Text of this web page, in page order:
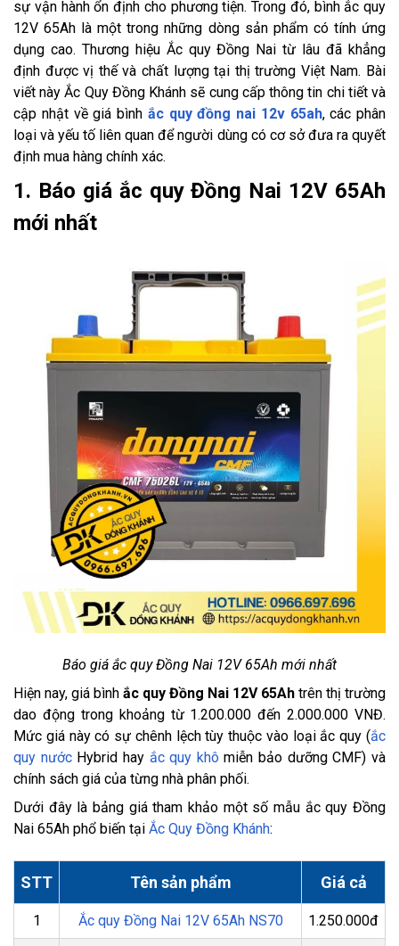
sự vận hành ổn định cho phương tiện. Trong đó, bình ắc quy
12V 65Ah là một trong những dòng sản phẩm có tính ứng
dụng cao. Thương hiệu Ắc quy Đồng Nai từ lâu đã khẳng
định được vị thế và chất lượng tại thị trường Việt Nam. Bài
viết này Ắc Quy Đồng Khánh sẽ cung cấp thông tin chi tiết và
cập nhật về giá bình ắc quy đồng nai 12v 65ah, các phân
loại và yếu tố liên quan để người dùng có cơ sở đưa ra quyết
định mua hàng chính xác.
1. Báo giá ắc quy Đồng Nai 12V 65Ah
mới nhất
Báo giá ắc quy Đồng Nai 12V 65Ah mới nhất
Hiện nay, giá bình ắc quy Đồng Nai 12V 65Ah trên thị trường
dao động trong khoảng từ 1.200.000 đến 2.000.000 VNĐ.
Mức giá này có sự chênh lệch tùy thuộc vào loại ắc quy (ắc
quy nướcHybrid hay ắc quy khômiễn bảo dưỡng CMF) và
chính sách giá của từng nhà phân phối.
Dưới đây là bảng giá tham khảo một số mẫu ắc quy Đồng
Nai 65Ah phổ biến tại Ắc Quy Đồng Khánh:
STT Tên sản phẩm Giá cả
1 Ắc quy Đồng Nai 12V 65Ah NS70 1.250.000đ